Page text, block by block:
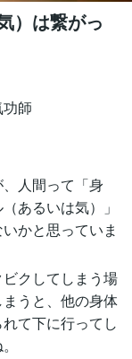
）は繋がっ
師
人間って「身
あるいは気）」
かと思っていま
クしてしまう場
うと、他の身体
て下に行ってし